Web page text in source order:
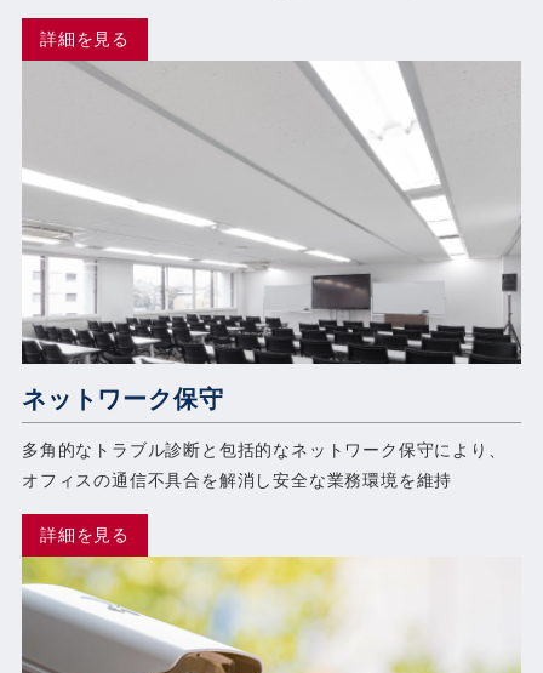
詳細を見る
ネットワーク保守
多角的なトラブル診断と包括的なネットワーク保守により、
オフィスの通信不具合を解消し安全な業務環境を維持
詳細を見る